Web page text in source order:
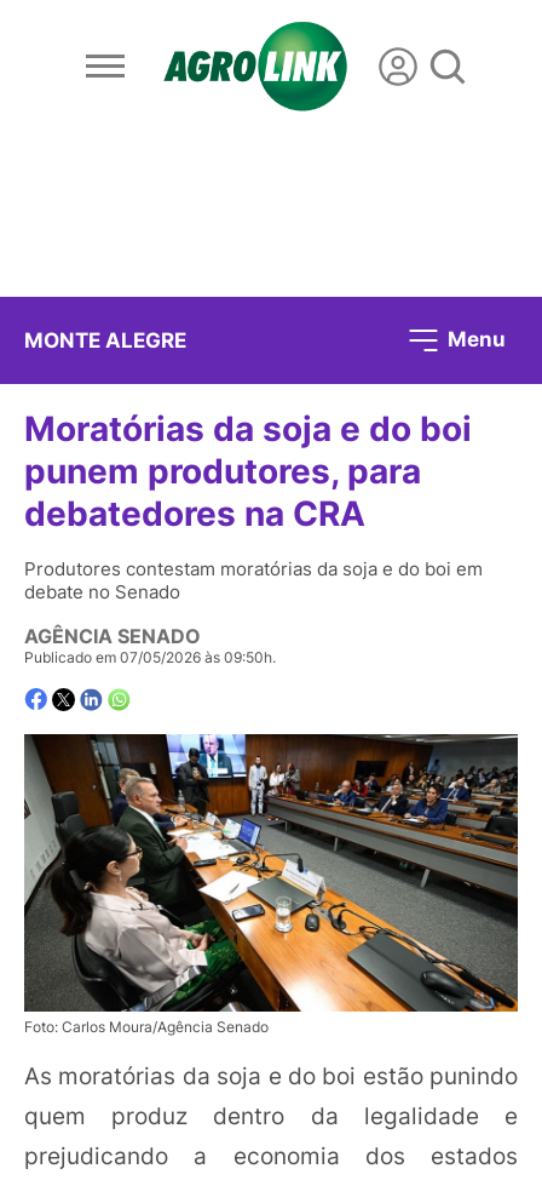
MONTE ALEGRE Menu
Moratórias da soja e do boi
punem produtores, para
debatedores na CRA
Produtores contestam moratórias da soja e do boi em
debate no Senado
AGÊNCIA SENADO
Publicado em 07/05/2026 às 09:50h.
Foto: Carlos Moura/Agência Senado
As moratórias da soja e do boi estão punindo
quem produz dentro da legalidade e
prejudicando a economia dos estados